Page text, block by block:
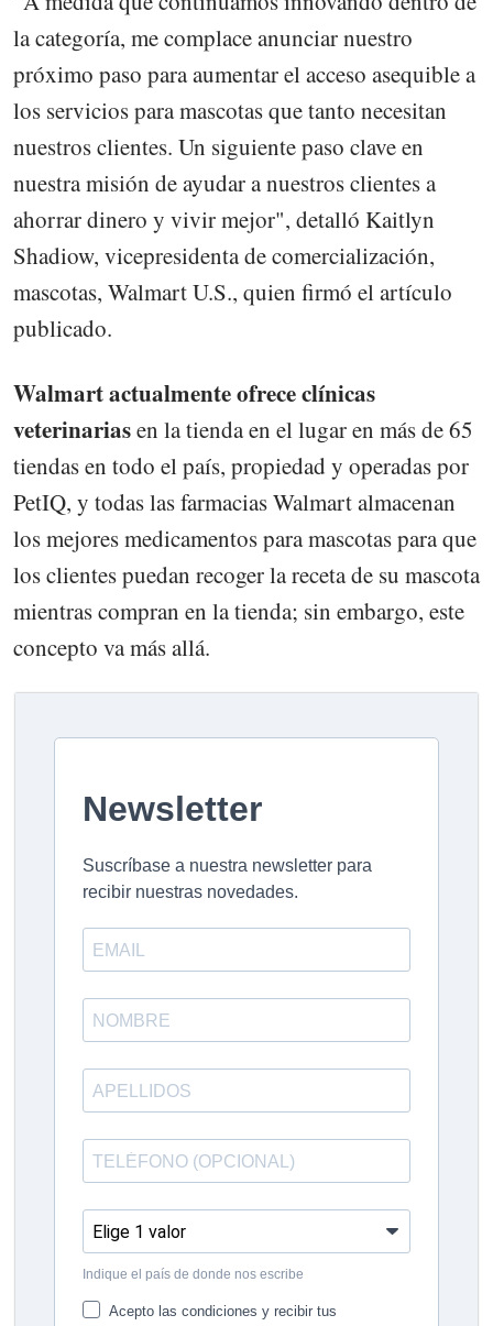
la categoría, me complace anunciar nuestro
próximo paso para aumentar el acceso asequible a
los servicios para mascotas que tanto necesitan
nuestros clientes. Un siguiente paso clave en
nuestra misión de ayudar a nuestros clientes a
ahorrar dinero y vivir mejor", detalló Kaitlyn
Shadiow, vicepresidenta de comercialización,
mascotas, Walmart U.S., quien firmó el artículo
publicado.
Walmart actualmente ofrece clínicas
veterinariasen la tienda en el lugar en más de 65
tiendas en todo el país, propiedad y operadas por
PetIQ, y todas las farmacias Walmart almacenan
los mejores medicamentos para mascotas para que
los clientes puedan recoger la receta de su mascota
mientras compran en la tienda; sin embargo, este
concepto va más allá.